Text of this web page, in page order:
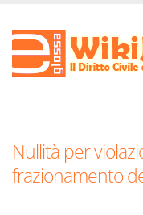
Nullità per
frazionamento